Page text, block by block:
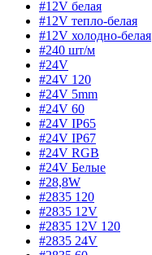
#12V белая
#12V тепло-белая
#12V холодно-белая
#240 шт/м
#24V
#24V 120
#24V 5mm
#24V 60
#24V IP65
#24V IP67
#24V RGB
#24V Белые
#28,8W
#2835 120
#2835 12V
#2835 12V 120
#2835 24V